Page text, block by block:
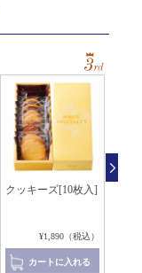
クッキーズ[10枚入]
¥1,890（税込）
カートに入れる